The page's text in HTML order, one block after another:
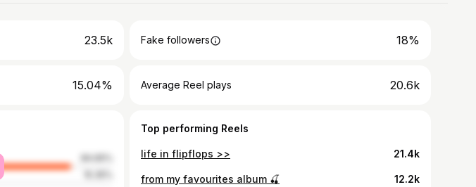
23.5k Fake followers 18%
15.04% Average Reel plays 20.6k
Top performing Reels
life in flipflops >> 21.4k
from my favourites album 🍒 12.2k